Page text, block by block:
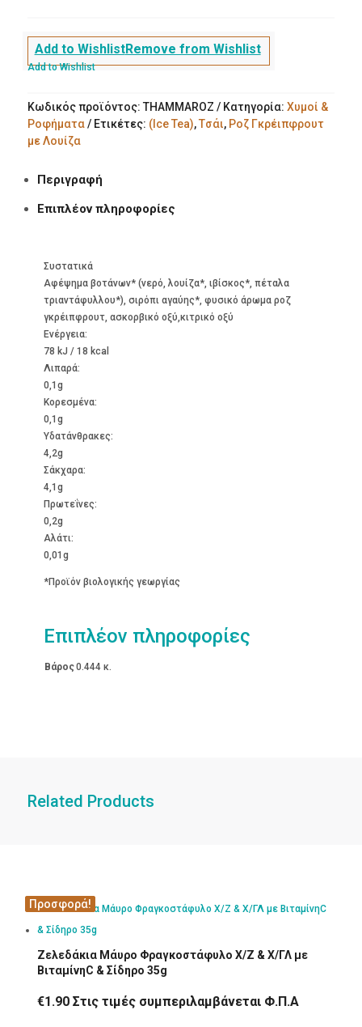
BIO
ποσότητα
Add to WishlistRemove from Wishlist
Add to Wishlist
Κωδικός προϊόντος: THAMMAROZ Κατηγορία: Χυμοί &
Ροφήματα
Ετικέτες: (Ice Tea),Tσάι, Ροζ Γκρέιπφρουτ
με Λουίζα
Περιγραφή
Επιπλέον πληροφορίες
Συστατικά
Αφέψημα βοτάνων* (νερό, λουίζα*, ιβίσκος*, πέταλα
τριαντάφυλλου*), σιρόπι αγαύης*, φυσικό άρωμα ροζ
γκρέιπφρουτ, ασκορβικό οξύ,κιτρικό οξύ
Ενέργεια:
78 kJ / 18 kcal
Λιπαρά:
0,1g
Kορεσμένα:
0,1g
Υδατάνθρακες:
4,2g
Σάκχαρα:
4,1g
Πρωτεΐνες:
0,2g
Αλάτι:
0,01g
*Προϊόν βιολογικής γεωργίας
Επιπλέον πληροφορίες
Βάρος0.444 κ.
Related Products
Ζελεδάκια Μάυρο Φραγκοστάφυλο Χ/Ζ & Χ/ΓΛ με
ΒιταμίνηC & Σίδηρο 35g
€1.90 Στις τιμές συμπεριλαμβάνεται Φ.Π.Α
Προσφορά!
Προσφορά!